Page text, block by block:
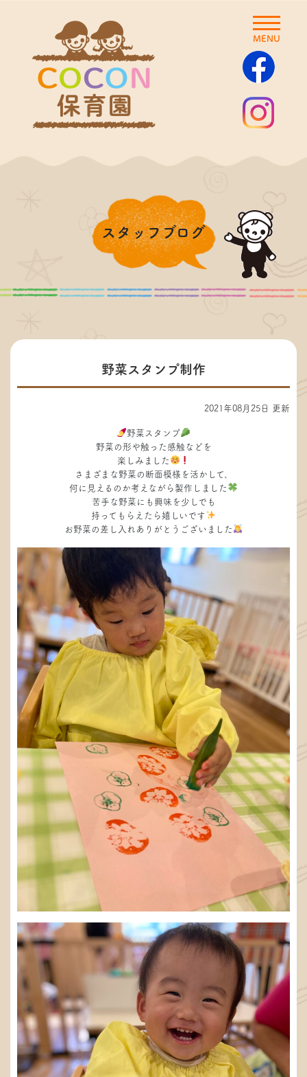
スタッフブログ
野菜スタンプ制作
2021年08月25日 更新
野菜スタンプ
野菜の形や触った感触などを
楽しみました
さまざまな野菜の断面模様を活かして、
何に見えるのか考えながら製作しました
苦手な野菜にも興味を少しでも
持ってもらえたら嬉しいです
お野菜の差し入れありがとうございました
MENU